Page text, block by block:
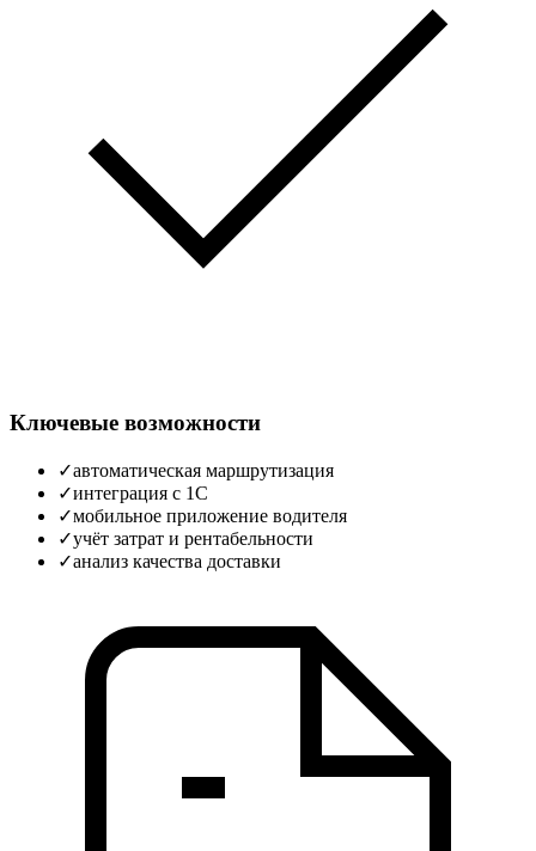
Ключевые возможности
✓автоматическая маршрутизация
✓интеграция с 1С
✓мобильное приложение водителя
✓учёт затрат и рентабельности
✓анализ качества доставки